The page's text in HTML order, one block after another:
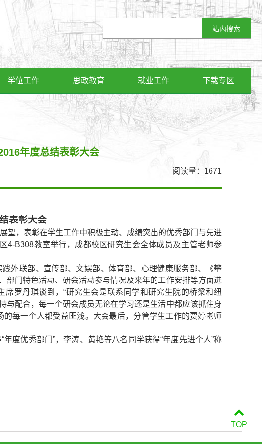
学位工作 思政教育 就业工作 下载专区
年度总结表彰大会
阅读量： 1671
表彰大会
望，表彰在学生工作中积极主动、成绩突出的优秀部门与先进
4-B308教室举行，成都校区研究生会全体成员及主管老师参
外联部、宣传部、文娱部、体育部、心理健康服务部、《攀
部门特色活动、研会活动参与情况及来年的工作安排等方面进
罗丹琪谈到，“研究生会是联系同学和研究生院的桥梁和纽
与配合，每一个研会成员无论在学习还是生活中都应该抓住身
每一个人都受益匪浅。大会最后，分管学生工作的贾婷老师
度优秀部门”，李涛、黄艳等八名同学获得“年度先进个人”称
TOP